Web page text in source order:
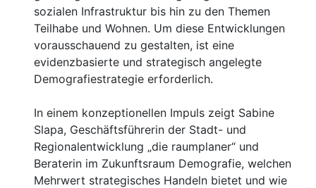
sozialen Infrastruktur bis hin zu den Themen
Teilhabe und Wohnen. Um diese Entwicklungen
vorausschauend zu gestalten, ist eine
evidenzbasierte und strategisch angelegte
Demografiestrategie erforderlich.
In einem konzeptionellen Impuls zeigt Sabine
Slapa, Geschäftsführerin der Stadt- und
Regionalentwicklung „die raumplaner“ und
Beraterin im Zukunftsraum Demografie, welchen
Mehrwert strategisches Handeln bietet und wie